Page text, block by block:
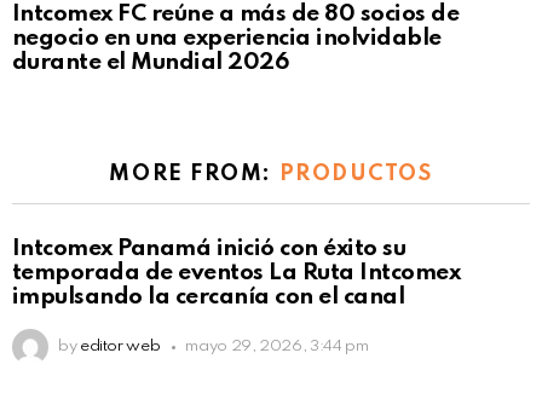
Intcomex FC reúne a más de 80 socios de
negocio en una experiencia inolvidable
durante el Mundial 2026
MORE FROM: PRODUCTOS
Intcomex Panamá inició con éxito su
temporada de eventos La Ruta Intcomex
impulsando la cercanía con el canal
by editor web mayo 29, 2026, 3:44 pm